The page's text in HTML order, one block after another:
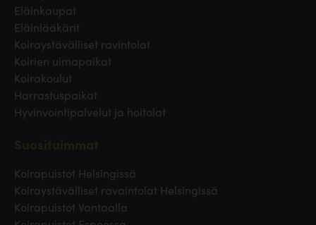
Eläinkaupat
Eläinlääkärit
Koiraystävälliset ravintolat
Koirien uimapaikat
Koirakoulut
Harrastuspaikat
Hyvinvointipalvelut ja hoitolat
Koirapuistot Helsingissä
Koiraystävälliset ravaintolat Helsingissä
Koirapuistot Vantaalla